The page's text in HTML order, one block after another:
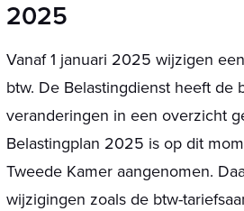
2025
Vanaf 1 januari 2025 wijzigen
btw. De Belastingdienst heeft de
veranderingen in een overzicht
Belastingplan 2025 is op dit
Tweede Kamer aangenomen.
wijzigingen zoals de btw-